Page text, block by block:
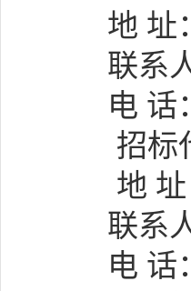
地 址
联系
电 话：
招标
地 址
联系
电 话：